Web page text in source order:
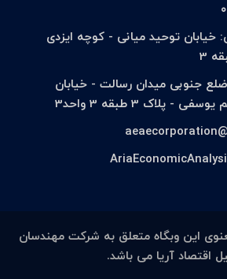
خیابان توحید میانی - کوچه ایزدی
ضلع جنوبی میدان رسالت - خیابان
- پلاک 3 طبقه 3 واحد3
این وبگاه متعلق به شرکت مهندسان
اقتصاد آریا می باشد.